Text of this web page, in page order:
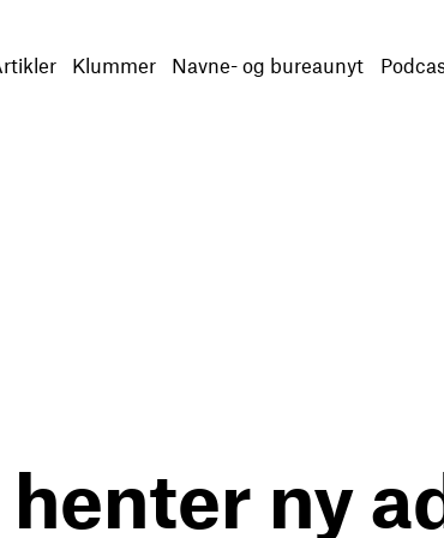
Klummer Navne- og bureaunyt
ny